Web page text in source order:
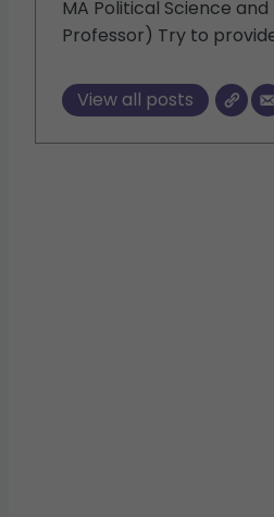
MA Political Science
Professor) Try to
View all posts